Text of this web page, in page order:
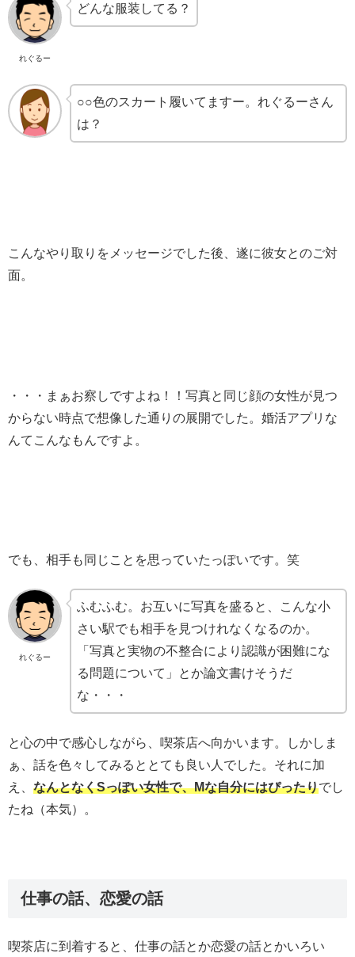
れぐるー
どんな服装してる？
○○色のスカート履いてますー。れぐるーさん
は？
こんなやり取りをメッセージでした後、遂に彼女とのご対
面。
・・・まぁお察しですよね！！写真と同じ顔の女性が見つ
からない時点で想像した通りの展開でした。婚活アプリな
んてこんなもんですよ。
でも、相手も同じことを思っていたっぽいです。笑
れぐるー
ふむふむ。お互いに写真を盛ると、こんな小
さい駅でも相手を見つけれなくなるのか。
「写真と実物の不整合により認識が困難にな
る問題について」とか論文書けそうだ
な・・・
と心の中で感心しながら、喫茶店へ向かいます。しかしま
ぁ、話を色々してみるととても良い人でした。それに加
え、 なんとなくSっぽい女性で、Mな自分にはぴったりでし
たね（本気）。
仕事の話、恋愛の話
喫茶店に到着すると、仕事の話とか恋愛の話とかいろい